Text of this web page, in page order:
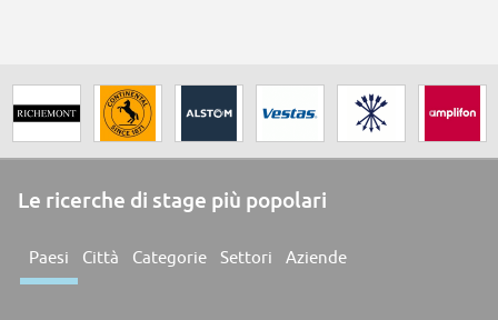
Le ricerche di stage più popolari
Paesi Città Categorie Settori Aziende